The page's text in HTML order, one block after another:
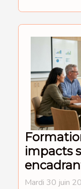
impacts
Mardi 30 juin